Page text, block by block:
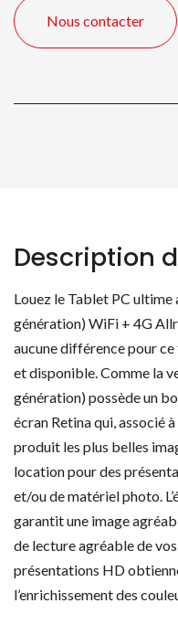
GB
(3e
Nous contacter
Description
Louez le Tablet PC ultime
génération) WiFi + 4G
aucune différence pour
et disponible. Comme la
génération) possède un
écran Retina qui, associé
produit les plus belles
location pour des
et/ou de matériel photo.
garantit une image
de lecture agréable de
présentations HD
l’enrichissement des